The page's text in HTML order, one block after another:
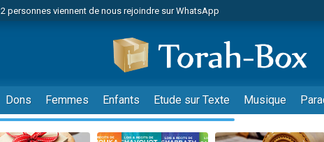
2 personnes viennent de nous rejoindre sur WhatsApp
3 personnes viennent de faire un don pour Événements Torah-Box
2 personnes viennent de faire un don pour Tsédaka : pauvres d'Israel
3 personnes viennent de nous rejoindre sur WhatsApp
11 personnes viennent de demander une bénédiction
3 personnes viennent de faire un don pour Diane, 80 ans, dans un
Dons Femmes Enfants Etude sur Texte Musique